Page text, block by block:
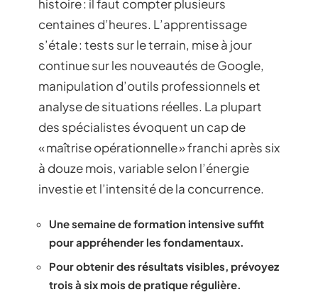
histoire : il faut compter plusieurs
centaines d’heures. L’apprentissage
s’étale : tests sur le terrain, mise à jour
continue sur les nouveautés de Google,
manipulation d’outils professionnels et
analyse de situations réelles. La plupart
des spécialistes évoquent un cap de
« maîtrise opérationnelle » franchi après six
à douze mois, variable selon l’énergie
investie et l’intensité de la concurrence.
Une semaine de formation intensive suffit
pour appréhender les fondamentaux.
Pour obtenir des résultats visibles, prévoyez
trois à six mois de pratique régulière.